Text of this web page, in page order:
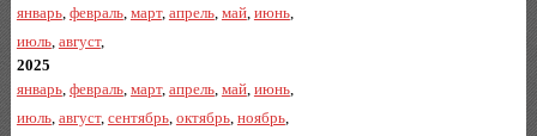
январь, февраль, март, апрель, май, июнь,
июль, август,
2025
январь, февраль, март, апрель, май, июнь,
июль, август, сентябрь, октябрь, ноябрь,